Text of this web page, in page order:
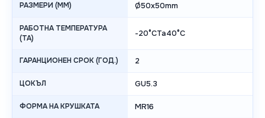
РАЗМЕРИ (MM) Ø50x50mm
РАБОТНА ТЕМПЕРАТУРА
(TA)
-20°CTa40°C
ГАРАНЦИОНЕН СРОК (ГОД.) 2
ЦОКЪЛ GU5.3
ФОРМА НА КРУШКАТА MR16